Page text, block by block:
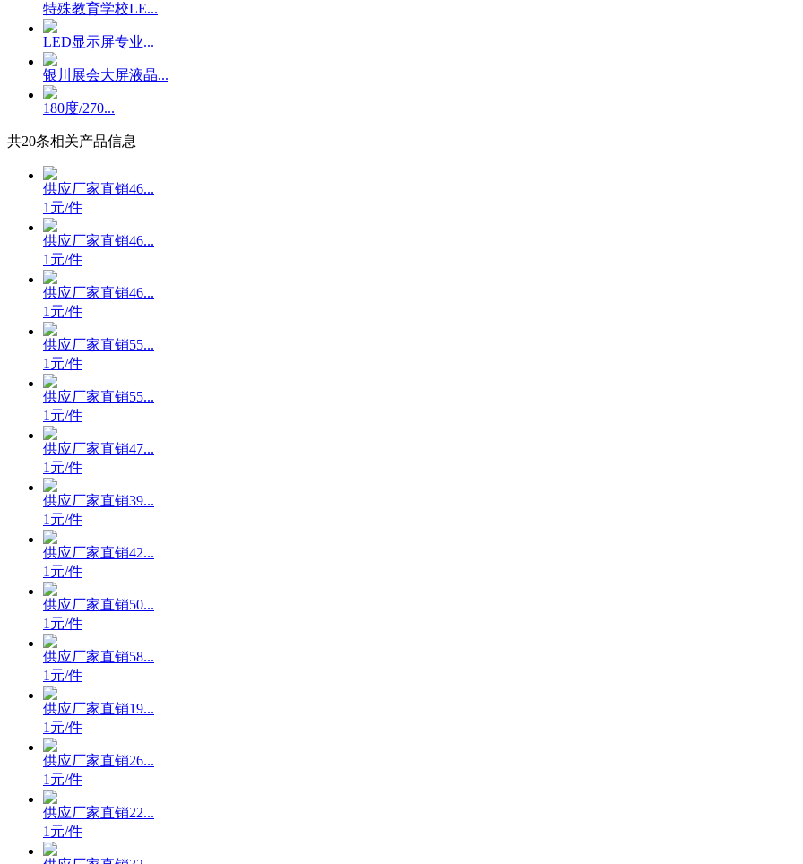
特殊教育学校LE...
LED显示屏专业...
银川展会大屏液晶...
180度/270...
共20条相关产品信息
供应厂家直销46...
1元/件
供应厂家直销46...
1元/件
供应厂家直销46...
1元/件
供应厂家直销55...
1元/件
供应厂家直销55...
1元/件
供应厂家直销47...
1元/件
供应厂家直销39...
1元/件
供应厂家直销42...
1元/件
供应厂家直销50...
1元/件
供应厂家直销58...
1元/件
供应厂家直销19...
1元/件
供应厂家直销26...
1元/件
供应厂家直销22...
1元/件